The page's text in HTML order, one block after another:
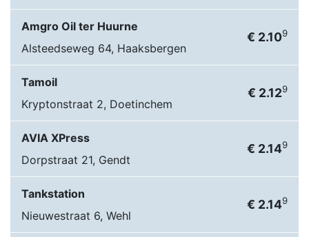
Amgro Oil ter Huurne
Alsteedseweg 64, Haaksbergen
€ 2.109
Tamoil
Kryptonstraat 2, Doetinchem
€ 2.129
AVIA XPress
Dorpstraat 21, Gendt
€ 2.149
Tankstation
Nieuwestraat 6, Wehl
€ 2.149